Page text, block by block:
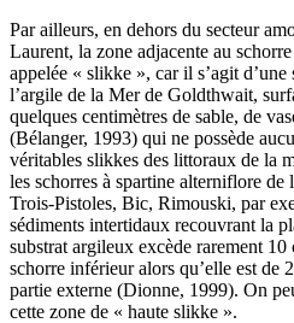
Par ailleurs, en dehors du secteur
Laurent, la zone adjacente au
appelée « slikke », car il s’agit
l’argile de la Mer de Goldthwait,
quelques centimètres de sable, de
(Bélanger, 1993) qui ne possède
véritables slikkes des littoraux de la
les schorres à spartine alterniflore de
Trois-Pistoles, Bic, Rimouski, par
sédiments intertidaux recouvrant la
substrat argileux excède rarement
schorre inférieur alors qu’elle est de
partie externe (Dionne, 1999). On
cette zone de « haute slikke ».